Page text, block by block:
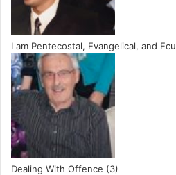
I am Pentecostal, Evangelical, and
Dealing With Offence (3)